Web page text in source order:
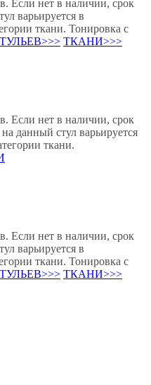
Если нет в наличии, срок
варьируется в
ткани. Тонировка с
ТКАНИ>>>
Если нет в наличии, срок
данный стул варьируется
ткани.
Если нет в наличии, срок
варьируется в
ткани. Тонировка с
ТКАНИ>>>